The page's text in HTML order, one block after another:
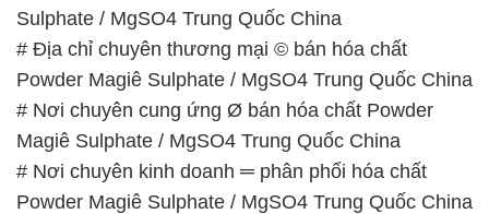
Sulphate / MgSO4 Trung Quốc China
# Địa chỉ chuyên thương mại © bán hóa chất
Powder Magiê Sulphate / MgSO4 Trung Quốc China
# Nơi chuyên cung ứng Ø bán hóa chất Powder
Magiê Sulphate / MgSO4 Trung Quốc China
# Nơi chuyên kinh doanh ═ phân phối hóa chất
Powder Magiê Sulphate / MgSO4 Trung Quốc China